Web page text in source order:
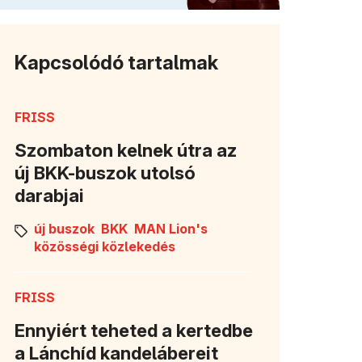
Kapcsolódó tartalmak
FRISS
Szombaton kelnek útra az
új BKK-buszok utolsó
darabjai
új buszok BKK MAN Lion's
közösségi közlekedés
FRISS
Ennyiért teheted a kertedbe
a Lánchíd kandelábereit